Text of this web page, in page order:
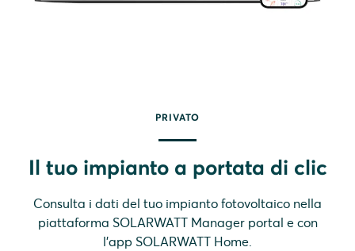
PRIVATO
Il tuo impianto a portata di clic
Consulta i dati del tuo impianto fotovoltaico nella
piattaforma SOLARWATT Manager portal e con
l'app SOLARWATT Home.